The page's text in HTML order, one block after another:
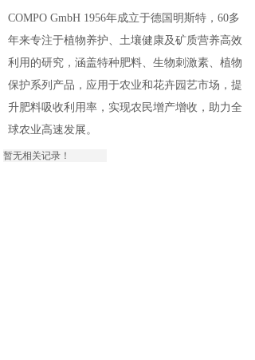
COMPO GmbH 1956年成立于德国明斯特，60多
年来专注于植物养护、土壤健康及矿质营养高效
利用的研究，涵盖特种肥料、生物刺激素、植物
保护系列产品，应用于农业和花卉园艺市场，提
升肥料吸收利用率，实现农民增产增收，助力全
球农业高速发展。
暂无相关记录！